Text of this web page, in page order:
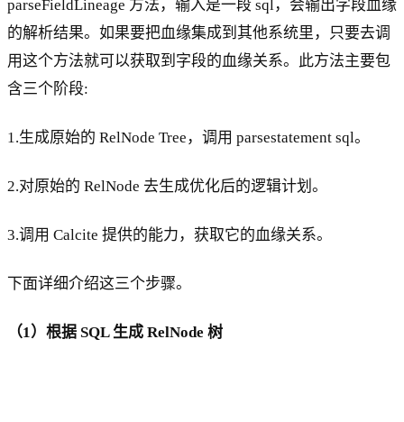
parseFieldLineage 方法，输入是一段 sql，会输出字段血缘
的解析结果。如果要把血缘集成到其他系统里，只要去调
用这个方法就可以获取到字段的血缘关系。此方法主要包
含三个阶段:
1.生成原始的 RelNode Tree，调用 parsestatement sql。
2.对原始的 RelNode 去生成优化后的逻辑计划。
3.调用 Calcite 提供的能力，获取它的血缘关系。
下面详细介绍这三个步骤。
（1）根据 SQL 生成 RelNode 树